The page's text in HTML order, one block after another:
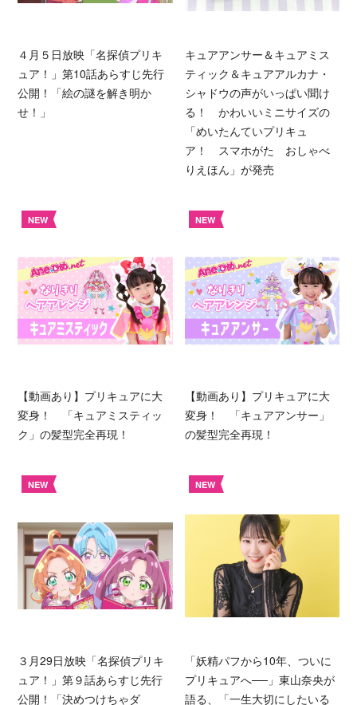
４月５日放映「名探偵プリキ
ュア！」第10話あらすじ先行
公開！「絵の謎を解き明か
せ！」
キュアアンサー＆キュアミス
ティック＆キュアアルカナ・
シャドウの声がいっぱい聞け
る！ かわいいミニサイズの
「めいたんていプリキュ
ア！ スマホがた おしゃべ
りえほん」が発売
NEW
【動画あり】プリキュアに大
変身！ 「キュアミスティッ
ク」の髪型完全再現！
NEW
【動画あり】プリキュアに大
変身！ 「キュアアンサー」
の髪型完全再現！
NEW
３月29日放映「名探偵プリキ
ュア！」第９話あらすじ先行
公開！「決めつけちゃダ
NEW
「妖精パフから10年、ついに
プリキュアへ──」東山奈央が
語る、「一生大切にしたいる